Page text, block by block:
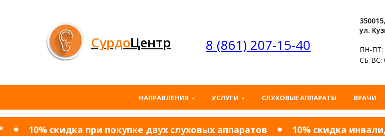
8 (861) 207-15-40
СурдоЦентр
ул.
ПН-ПТ:
СБ-ВС:
НАПРАВЛЕНИЯ УСЛУГИ СЛУХОВЫЕ АППАРАТЫ ВРАЧИ
10% скидка при покупке двух слуховых аппаратов 10% cкидка